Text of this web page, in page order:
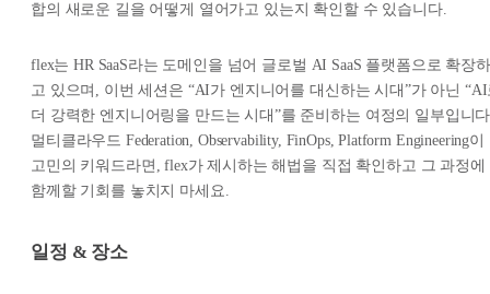
합의 새로운 길을 어떻게 열어가고 있는지 확인할 수 있습니다.
flex는 HR SaaS라는 도메인을 넘어 글로벌 AI SaaS 플랫폼으로 확장하
고 있으며, 이번 세션은 “AI가 엔지니어를 대신하는 시대”가 아닌 “AI
더 강력한 엔지니어링을 만드는 시대”를 준비하는 여정의 일부입니
멀티클라우드 Federation, Observability, FinOps, Platform Engineering이
고민의 키워드라면, flex가 제시하는 해법을 직접 확인하고 그 과정에
함께할 기회를 놓치지 마세요.
일정 & 장소